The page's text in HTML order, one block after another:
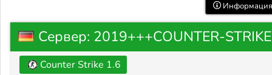
Сервер: 2019+++COUNTER-
Counter Strike 1.6